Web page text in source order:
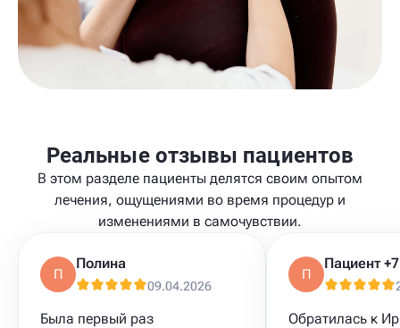
Реальные отзывы пациентов
В этом разделе пациенты делятся своим опытом
лечения, ощущениями во время процедур и
изменениями в самочувствии.
П
Полина
09.04.2026
Была первый раз
П
Обратилась к